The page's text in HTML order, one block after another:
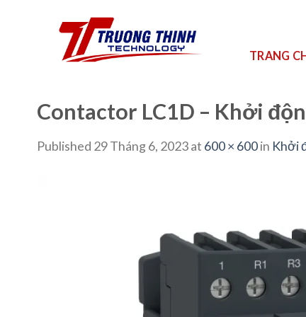
TRANG
Contactor LC1D – Khởi
Published 29 Tháng 6, 2023at 600 × 600in Khởi